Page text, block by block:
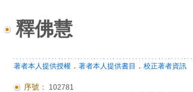
釋佛慧
著者本人提供授權． 著者本人提供書目 ． 校正著者資訊
序號： 102781